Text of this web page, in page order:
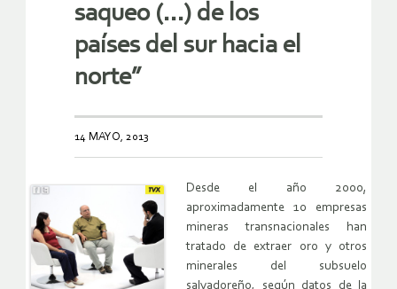
saqueo (…) de los
países del sur hacia el
norte”
14 MAYO, 2013
Desde el año 2000,
aproximadamente 10 empresas
mineras transnacionales han
tratado de extraer oro y otros
minerales del subsuelo
salvadoreño, según datos de la